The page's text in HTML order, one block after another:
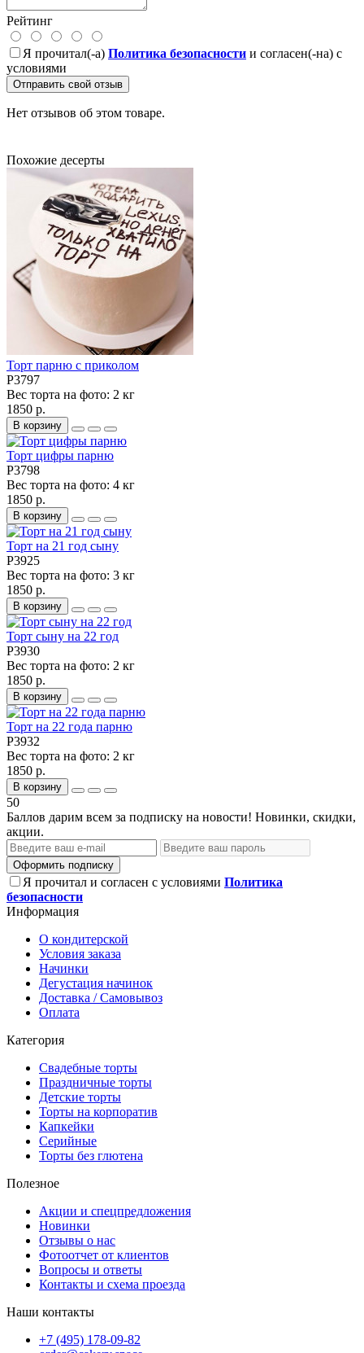
Рейтинг
Я прочитал(-а) Политика безопасности и согласен(-на) с
условиями
Отправить свой отзыв
Нет отзывов об этом товаре.
Похожие десерты
Торт парню с приколом
P3797
Вес торта на фото: 2 кг
1850 р.
В корзину
Торт цифры парню
P3798
Вес торта на фото: 4 кг
1850 р.
В корзину
Торт на 21 год сыну
P3925
Вес торта на фото: 3 кг
1850 р.
В корзину
Торт сыну на 22 год
P3930
Вес торта на фото: 2 кг
1850 р.
В корзину
Торт на 22 года парню
P3932
Вес торта на фото: 2 кг
1850 р.
В корзину
50
Баллов дарим всем за подписку на новости! Новинки, скидки,
акции.
Оформить подписку
Я прочитал и согласен с условиями Политика
безопасности
Информация
О кондитерской
Условия заказа
Начинки
Дегустация начинок
Доставка / Самовывоз
Оплата
Категория
Свадебные торты
Праздничные торты
Детские торты
Торты на корпоратив
Капкейки
Серийные
Торты без глютена
Полезное
Акции и спецпредложения
Новинки
Отзывы о нас
Фотоотчет от клиентов
Вопросы и ответы
Контакты и схема проезда
Наши контакты
+7 (495) 178-09-82